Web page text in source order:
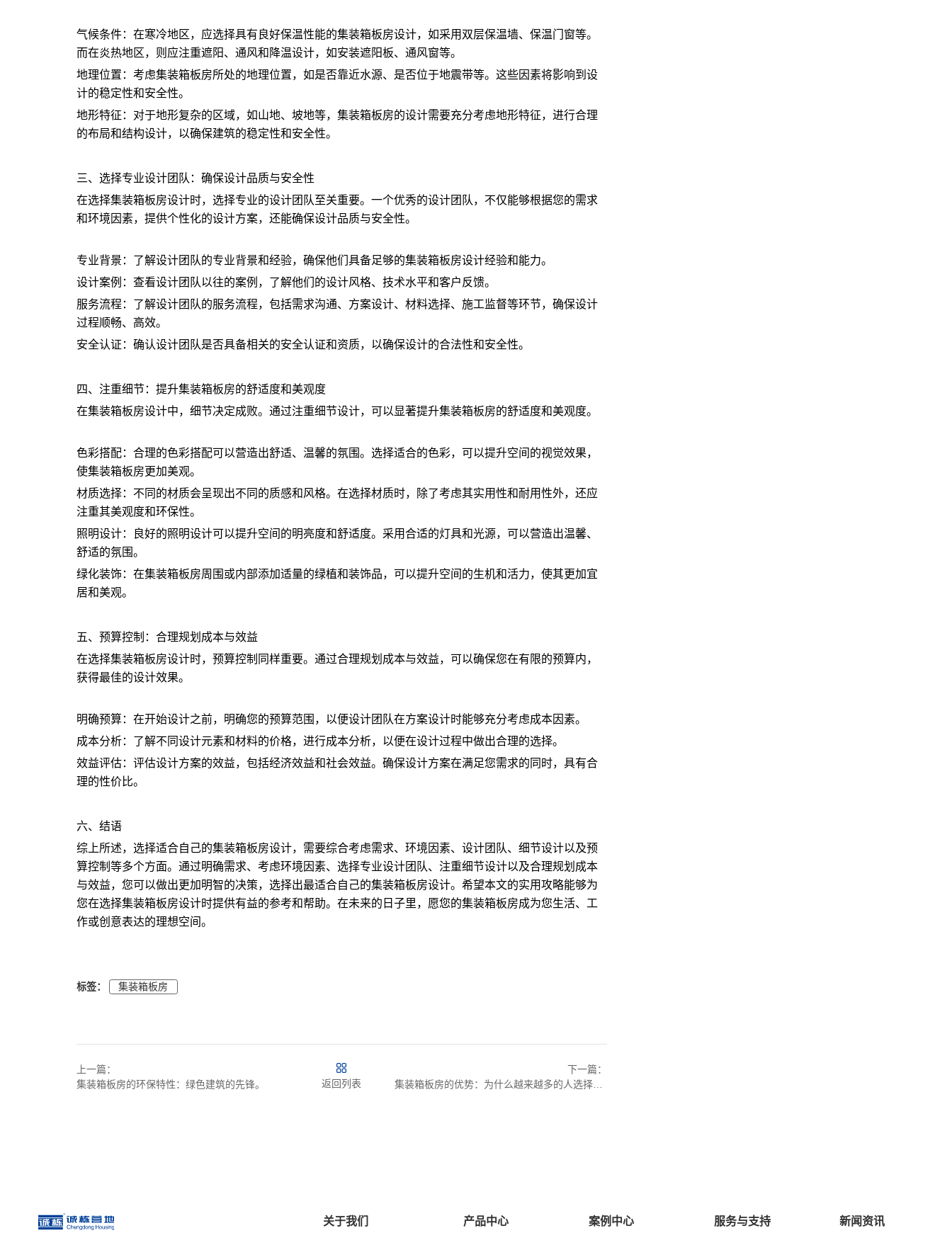
气候条件：在寒冷地区，应选择具有良好保温性能的集装箱板房设计，如采用双层保温墙、保温门窗等。
而在炎热地区，则应注重遮阳、通风和降温设计，如安装遮阳板、通风窗等。
地理位置：考虑集装箱板房所处的地理位置，如是否靠近水源、是否位于地震带等。这些因素将影响到设
计的稳定性和安全性。
地形特征：对于地形复杂的区域，如山地、坡地等，集装箱板房的设计需要充分考虑地形特征，进行合理
的布局和结构设计，以确保建筑的稳定性和安全性。
三、选择专业设计团队：确保设计品质与安全性
在选择集装箱板房设计时，选择专业的设计团队至关重要。一个优秀的设计团队，不仅能够根据您的需求
和环境因素，提供个性化的设计方案，还能确保设计品质与安全性。
专业背景：了解设计团队的专业背景和经验，确保他们具备足够的集装箱板房设计经验和能力。
设计案例：查看设计团队以往的案例，了解他们的设计风格、技术水平和客户反馈。
服务流程：了解设计团队的服务流程，包括需求沟通、方案设计、材料选择、施工监督等环节，确保设计
过程顺畅、高效。
安全认证：确认设计团队是否具备相关的安全认证和资质，以确保设计的合法性和安全性。
四、注重细节：提升集装箱板房的舒适度和美观度
在集装箱板房设计中，细节决定成败。通过注重细节设计，可以显著提升集装箱板房的舒适度和美观度。
色彩搭配：合理的色彩搭配可以营造出舒适、温馨的氛围。选择适合的色彩，可以提升空间的视觉效果，
使集装箱板房更加美观。
材质选择：不同的材质会呈现出不同的质感和风格。在选择材质时，除了考虑其实用性和耐用性外，还应
注重其美观度和环保性。
照明设计：良好的照明设计可以提升空间的明亮度和舒适度。采用合适的灯具和光源，可以营造出温馨、
舒适的氛围。
绿化装饰：在集装箱板房周围或内部添加适量的绿植和装饰品，可以提升空间的生机和活力，使其更加宜
居和美观。
五、预算控制：合理规划成本与效益
在选择集装箱板房设计时，预算控制同样重要。通过合理规划成本与效益，可以确保您在有限的预算内，
获得最佳的设计效果。
明确预算：在开始设计之前，明确您的预算范围，以便设计团队在方案设计时能够充分考虑成本因素。
成本分析：了解不同设计元素和材料的价格，进行成本分析，以便在设计过程中做出合理的选择。
效益评估：评估设计方案的效益，包括经济效益和社会效益。确保设计方案在满足您需求的同时，具有合
理的性价比。
六、结语
综上所述，选择适合自己的集装箱板房设计，需要综合考虑需求、环境因素、设计团队、细节设计以及预
算控制等多个方面。通过明确需求、考虑环境因素、选择专业设计团队、注重细节设计以及合理规划成本
与效益，您可以做出更加明智的决策，选择出最适合自己的集装箱板房设计。希望本文的实用攻略能够为
您在选择集装箱板房设计时提供有益的参考和帮助。在未来的日子里，愿您的集装箱板房成为您生活、工
作或创意表达的理想空间。
标签： 集装箱板房
上一篇：
集装箱板房的环保特性：绿色建筑的先锋。
返回列表
下一篇：
关于我们 产品中心 案例中心 服务与支持 新闻资讯